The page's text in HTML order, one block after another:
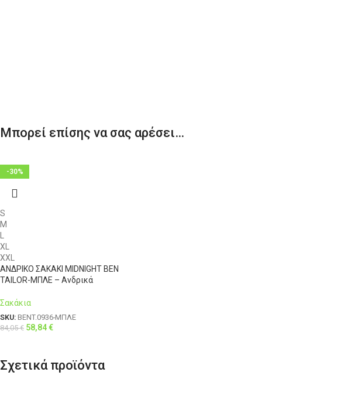
Μπορεί επίσης να σας αρέσει…
-30%
S
M
XL
XXL
ΑΝΔΡΙΚΟ ΣΑΚΑΚΙ MIDNIGHT BEN
TAILOR-ΜΠΛΕ – Ανδρικά
Σακάκια
SKU: BENT.0936-ΜΠΛΕ
84,05€ 58,84€
Σχετικά προϊόντα